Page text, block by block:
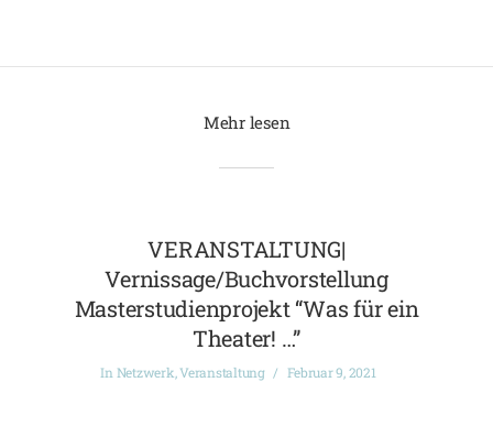
Mehr lesen
VERANSTALTUNG|
Vernissage/Buchvorstellung
Masterstudienprojekt “Was für ein
Theater! …”
In Netzwerk,Veranstaltung Februar 9, 2021